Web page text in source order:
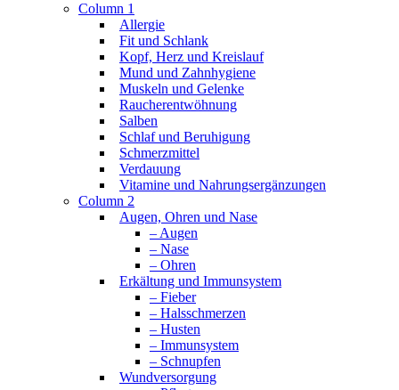
Column 1
Allergie
Fit und Schlank
Kopf, Herz und Kreislauf
Mund und Zahnhygiene
Muskeln und Gelenke
Raucherentwöhnung
Salben
Schlaf und Beruhigung
Schmerzmittel
Verdauung
Vitamine und Nahrungsergänzungen
Column 2
Augen, Ohren und Nase
– Augen
– Nase
– Ohren
Erkältung und Immunsystem
– Fieber
– Halsschmerzen
– Husten
– Immunsystem
– Schnupfen
Wundversorgung